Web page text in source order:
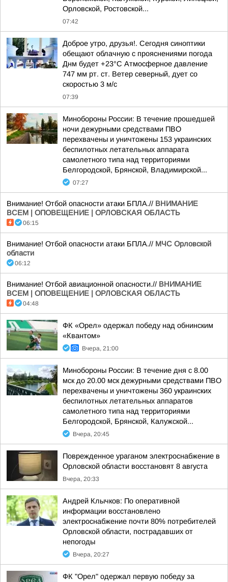
Орловской, Ростовской...
07:42
Доброе утро, друзья!. Сегодня синоптики
обещают облачную с прояснениями погода
Днм будет +23°С Атмосферное давление
747 мм рт. ст. Ветер северный, дует со
скоростью 3 м/с
07:39
Минобороны России: В течение прошедшей
ночи дежурными средствами ПВО
перехвачены и уничтожены 153 украинских
беспилотных летательных аппарата
самолетного типа над территориями
Белгородской, Брянской, Владимирской...
07:27
Внимание! Отбой опасности атаки БПЛА.// ВНИМАНИЕ
ВСЕМ | ОПОВЕЩЕНИЕ | ОРЛОВСКАЯ ОБЛАСТЬ
06:15
Внимание! Отбой опасности атаки БПЛА.// МЧС Орловской
области
06:12
Внимание! Отбой авиационной опасности.// ВНИМАНИЕ
ВСЕМ | ОПОВЕЩЕНИЕ | ОРЛОВСКАЯ ОБЛАСТЬ
04:48
ФК «Орел» одержал победу над обнинским
«Квантом»
Вчера, 21:00
Минобороны России: В течение дня с 8.00
мск до 20.00 мск дежурными средствами ПВО
перехвачены и уничтожены 360 украинских
беспилотных летательных аппаратов
самолетного типа над территориями
Белгородской, Брянской, Калужской...
Вчера, 20:45
Поврежденное ураганом электроснабжение в
Орловской области восстановят 8 августа
Вчера, 20:33
Андрей Клычков: По оперативной
информации восстановлено
электроснабжение почти 80% потребителей
Орловской области, пострадавших от
непогоды
Вчера, 20:27
ФК "Орел" одержал первую победу за